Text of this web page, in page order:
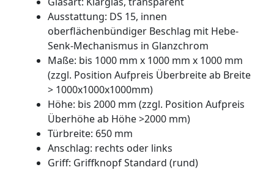
Ausstattung: DS 15, innen
oberflächenbündiger Beschlag mit Hebe-
Senk-Mechanismus in Glanzchrom
Maße: bis 1000 mm x 1000 mm x 1000 mm
(zzgl. Position Aufpreis Überbreite ab Breite
> 1000x1000x1000mm)
Höhe: bis 2000 mm (zzgl. Position Aufpreis
Überhöhe ab Höhe >2000 mm)
Türbreite: 650 mm
Anschlag: rechts oder links
Griff: Griffknopf Standard (rund)